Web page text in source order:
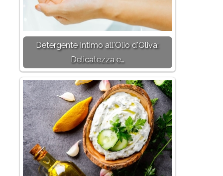
Detergente Intimo all'Olio d'Oliva:
Delicatezza e…